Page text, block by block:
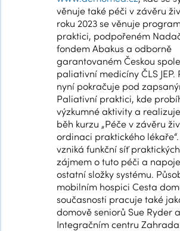
věnuje také péči v závěru
roku 2023 se věnuje
praktici, podpořeném
fondem Abakus a odborně
garantovaném Českou
paliativní medicíny ČLS
nyní pokračuje pod
Paliativní praktici, kde
výzkumné aktivity a
běh kurzu „Péče v závěru
ordinaci praktického
vzniká funkční síť
zájmem o tuto péči a
ostatní složky systému.
mobilním hospici Cesta
současnosti pracuje také
domově seniorů Sue Ryder
Integračním centru